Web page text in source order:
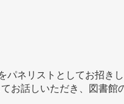
パネリストとしてお招き
お話しいただき、図書館